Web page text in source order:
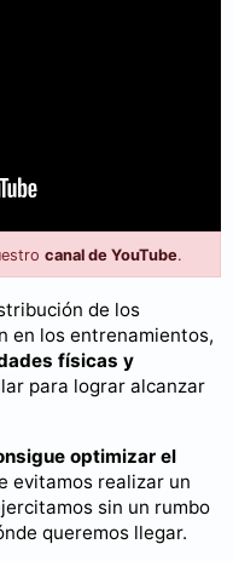
canal de YouTube.
de los
en los entrenamientos,
físicas y
para lograr alcanzar
optimizar el
evitamos realizar un
sin un rumbo
queremos llegar.